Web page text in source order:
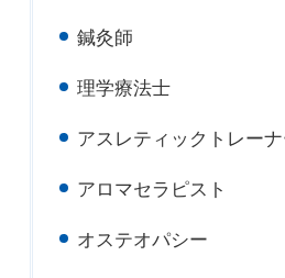
鍼灸師
理学療法士
アスレティックトレー
アロマセラピスト
オステオパシー